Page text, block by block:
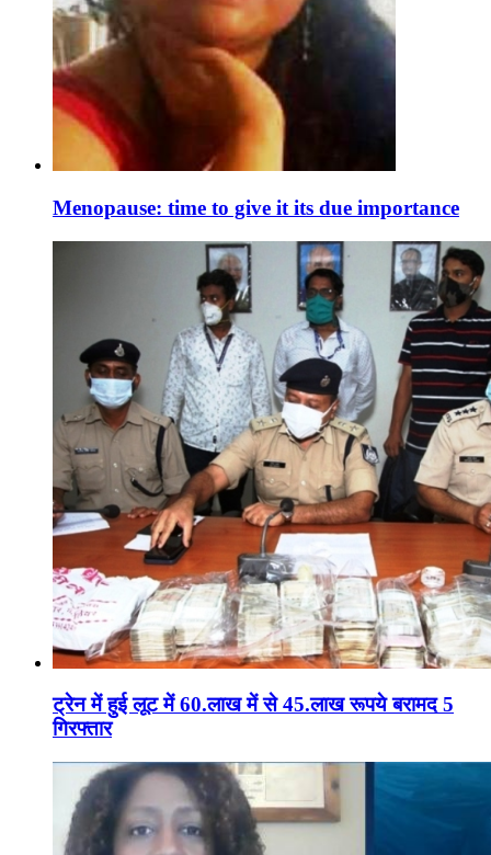
Menopause: time to give it its due importance
ट्रेन में हुई लूट में 60.लाख में से 45.लाख रूपये बरामद 5
गिरफ्तार